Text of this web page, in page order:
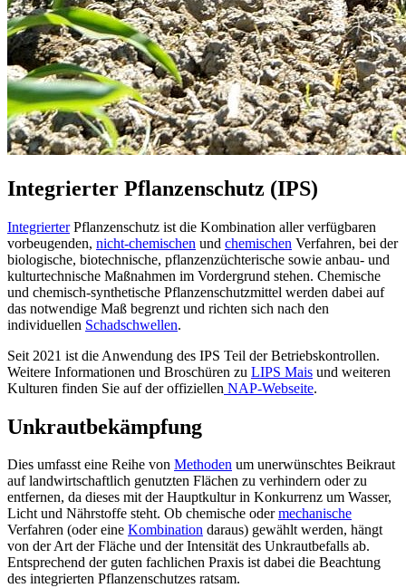
Integrierter Pflanzenschutz (IPS)
IntegrierterPflanzenschutz ist die Kombination aller verfügbaren
vorbeugenden, nicht-chemischen und chemischen Verfahren, bei der
biologische, biotechnische, pflanzenzüchterische sowie anbau- und
kulturtechnische Maßnahmen im Vordergrund stehen. Chemische
und chemisch-synthetische Pflanzenschutzmittel werden dabei auf
das notwendige Maß begrenzt und richten sich nach den
individuellen Schadschwellen.
Seit 2021 ist die Anwendung des IPS Teil der Betriebskontrollen.
Weitere Informationen und Broschüren zu LIPS Mais und weiteren
Kulturen finden Sie auf der offiziellen NAP-Webseite.
Unkrautbekämpfung
Dies umfasst eine Reihe von Methoden um unerwünschtes Beikraut
auf landwirtschaftlich genutzten Flächen zu verhindern oder zu
entfernen, da dieses mit der Hauptkultur in Konkurrenz um Wasser,
Licht und Nährstoffe steht. Ob chemische odermechanische
Verfahren (oder eine Kombination daraus) gewählt werden, hängt
von der Art der Fläche und der Intensität des Unkrautbefalls ab.
Entsprechend der guten fachlichen Praxis ist dabei die Beachtung
des integrierten Pflanzenschutzes ratsam.